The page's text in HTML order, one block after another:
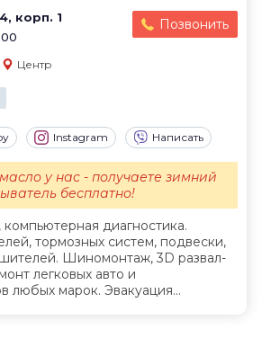
корп. 1
Позвонить
Центр
Instagram Написать
компьютерная диагностика.
тормозных систем, подвески,
Шиномонтаж, 3D развал-
легковых авто и
любых марок. Эвакуация...
у нас - получаете зимний
бесплатно!